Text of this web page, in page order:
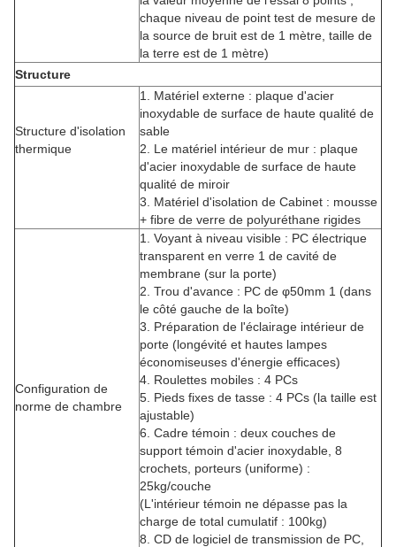
chaque niveau de point test de mesure de
la source de bruit est de 1 mètre, taille de
la terre est de 1 mètre)
Structure
Structure d'isolation
thermique
1. Matériel externe : plaque d'acier
inoxydable de surface de haute qualité de
sable
2. Le matériel intérieur de mur : plaque
d'acier inoxydable de surface de haute
qualité de miroir
3. Matériel d'isolation de Cabinet : mousse
+ fibre de verre de polyuréthane rigides
Configuration de
norme de chambre
1. Voyant à niveau visible : PC électrique
transparent en verre 1 de cavité de
membrane (sur la porte)
2. Trou d'avance : PC de φ50mm 1 (dans
le côté gauche de la boîte)
3. Préparation de l'éclairage intérieur de
porte (longévité et hautes lampes
économiseuses d'énergie efficaces)
4. Roulettes mobiles : 4 PCs
5. Pieds fixes de tasse : 4 PCs (la taille est
ajustable)
6. Cadre témoin : deux couches de
support témoin d'acier inoxydable, 8
crochets, porteurs (uniforme) :
25kg/couche
(L'intérieur témoin ne dépasse pas la
charge de total cumulatif : 100kg)
8. CD de logiciel de transmission de PC,